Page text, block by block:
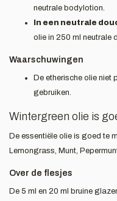
neutrale bodylotion.
In een neutrale
olie in 250 ml neutrale
Waarschuwingen
De etherische olie niet
gebruiken.
Wintergreen olie is
De essentiële olie is goed te
Lemongrass, Munt,
Over de flesjes
De 5 ml en 20 ml bruine